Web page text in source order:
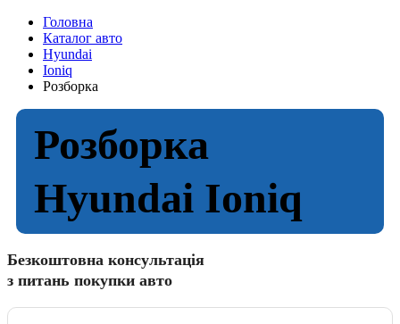
Головна
Каталог авто
Hyundai
Ioniq
Розборка
Розборка
Hyundai Ioniq
Безкоштовна консультація
з питань покупки авто